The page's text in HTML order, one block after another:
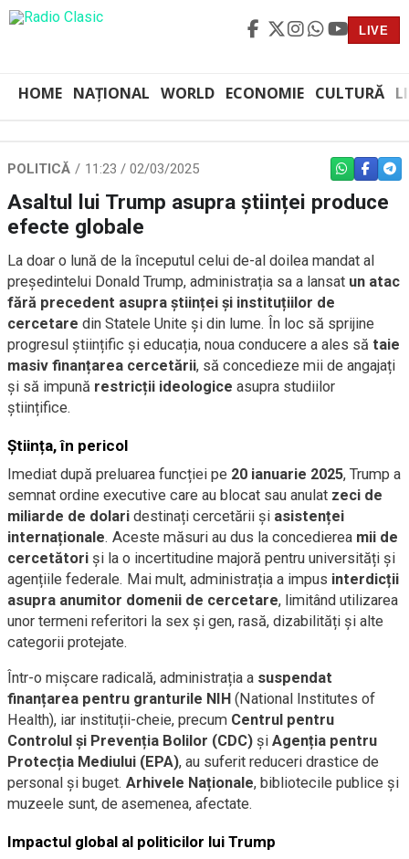
LIVE
HOME NAȚIONAL WORLD ECONOMIE CULTURĂ
POLITICĂ 11:23 / 02/03/2025 WHATSAPP
Asaltul lui Trump asupra științei produce
efecte globale
La doar o lună de la începutul celui de-al doilea mandat al
președintelui Donald Trump, administrația sa a lansat un atac
fără precedent asupra științei și instituțiilor de
cercetare din Statele Unite și din lume. În loc să sprijine
progresul științific și educația, noua conducere a ales să taie
masiv finanțarea cercetării, să concedieze mii de angajați
și să impună restricții ideologice asupra studiilor
științifice.
Știința, în pericol
Imediat după preluarea funcției pe 20 ianuarie 2025, Trump a
semnat ordine executive care au blocat sau anulat zeci de
miliarde de dolari destinați cercetării și asistenței
internaționale. Aceste măsuri au dus la concedierea mii de
cercetători și la o incertitudine majoră pentru universități și
agențiile federale. Mai mult, administrația a impus interdicții
asupra anumitor domenii de cercetare, limitând utilizarea
unor termeni referitori la sex și gen, rasă, dizabilități și alte
categorii protejate.
Într-o mișcare radicală, administrația a suspendat
finanțarea pentru granturile NIH (National Institutes of
Health), iar instituții-cheie, precum Centrul pentru
Controlul și Prevenția Bolilor (CDC) și Agenția pentru
Protecția Mediului (EPA), au suferit reduceri drastice de
personal și buget. Arhivele Naționale, bibliotecile publice și
muzeele sunt, de asemenea, afectate.
Impactul global al politicilor lui Trump